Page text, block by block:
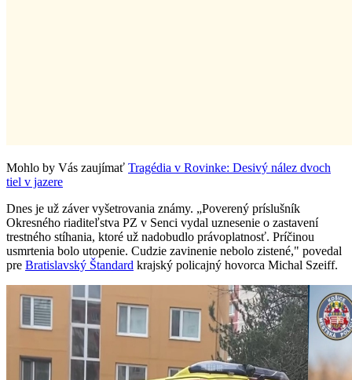
Mohlo by Vás zaujímať Tragédia v Rovinke: Desivý nález dvoch
tiel v jazere
Dnes je už záver vyšetrovania známy. „Poverený príslušník
Okresného riaditeľstva PZ v Senci vydal uznesenie o zastavení
trestného stíhania, ktoré už nadobudlo právoplatnosť. Príčinou
usmrtenia bolo utopenie. Cudzie zavinenie nebolo zistené," povedal
pre Bratislavský Štandard krajský policajný hovorca Michal Szeiff.